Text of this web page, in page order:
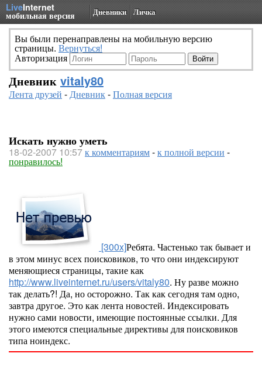
LiveInternet
мобильная версия Дневники Личка
Вы были перенаправлены на мобильную версию
страницы. Вернуться!
Авторизация
Дневник vitaly80
Лента друзей -Дневник-Полная версия
Искать нужно уметь
18-02-2007 10:57к комментариям-к полной версии -
понравилось!
[300x]Ребята. Частенько так бывает и
в этом минус всех поисковиков, то что они индексируют
меняющиеся страницы, такие как
http://www.liveinternet.ru/users/vitaly80. Ну разве можно
так делать?! Да, но осторожно. Так как сегодня там одно,
завтра другое. Это как лента новостей. Индексировать
нужно сами новости, имеющие постоянные ссылки. Для
этого имеются специальные директивы для поисковиков
типа ноиндекс.